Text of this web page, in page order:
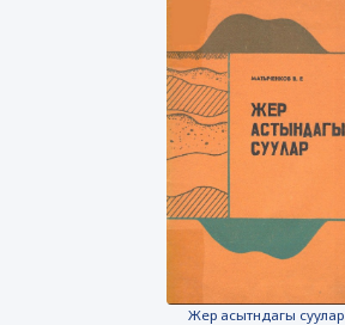
Жер асытндагы суулар